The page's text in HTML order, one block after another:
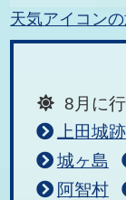
天気アイコン
8月に
上田城跡
城ヶ島
阿智村